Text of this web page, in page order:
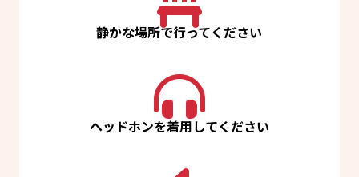
静かな場所で行ってください
ヘッドホンを着用してください